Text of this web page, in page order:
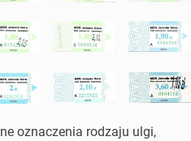
oznaczenia rodzaju ulgi,